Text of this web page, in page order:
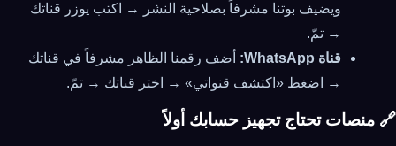
ويضيف بوتنا مشرفاً بصلاحية النشر → اكتب يوزر قناتك
→ تمّ.
قناة WhatsApp:
أضف رقمنا الظاهر مشرفاً في قناتك
→ اضغط «اكتشف قنواتي» → اختر قناتك → تمّ.
🔗 منصات تحتاج تجهيز حسابك أولاً